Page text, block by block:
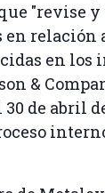
"revise y
relación
en los
&
de abril